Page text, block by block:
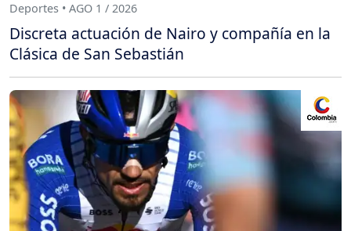
Deportes • AGO 1 / 2026
Discreta actuación de Nairo y compañía en la
Clásica de San Sebastián